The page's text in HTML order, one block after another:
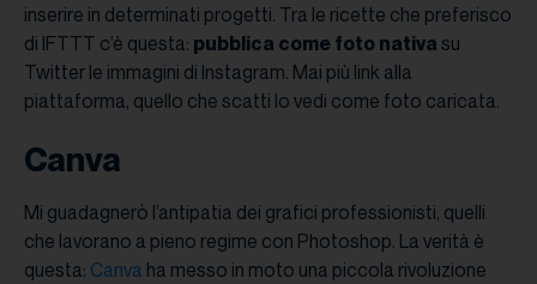
inserire in determinati progetti. Tra le ricette che preferisco
di IFTTT c’è questa: pubblica come foto nativa su
Twitter le immagini di Instagram. Mai più link alla
piattaforma, quello che scatti lo vedi come foto caricata.
Canva
Mi guadagnerò l’antipatia dei grafici professionisti, quelli
che lavorano a pieno regime con Photoshop. La verità è
questa: Canva ha messo in moto una piccola rivoluzione